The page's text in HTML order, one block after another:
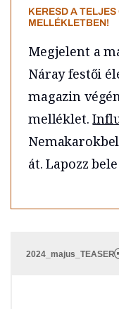
KERESD A
MELLÉKLETBEN!
Megjelent a
Náray festői
magazin
melléklet.
át. Lapozz